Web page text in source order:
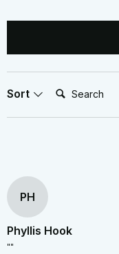
Sort
Search:
PH
Phyllis Hook
""